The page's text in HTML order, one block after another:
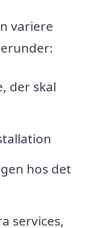
variere
der skal
hos det
services,